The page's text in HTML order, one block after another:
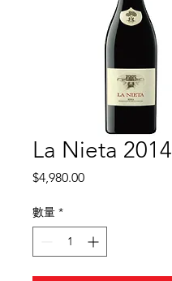
La Nieta 2014
$4,980.00價
數量 *